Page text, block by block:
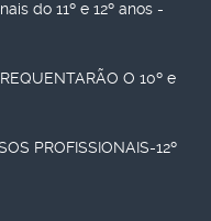
do 11º e 12º anos -
O 10º e
PROFISSIONAIS-12º